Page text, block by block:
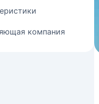
компания